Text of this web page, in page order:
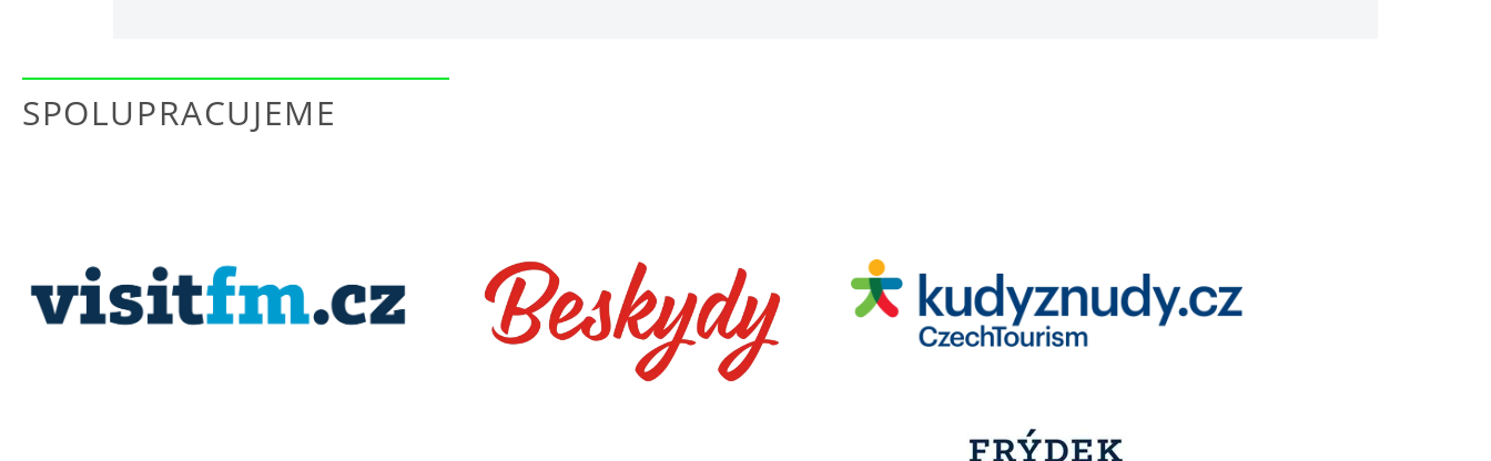
SPOLUPRACUJEME